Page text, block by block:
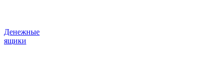
Денежные
ящики